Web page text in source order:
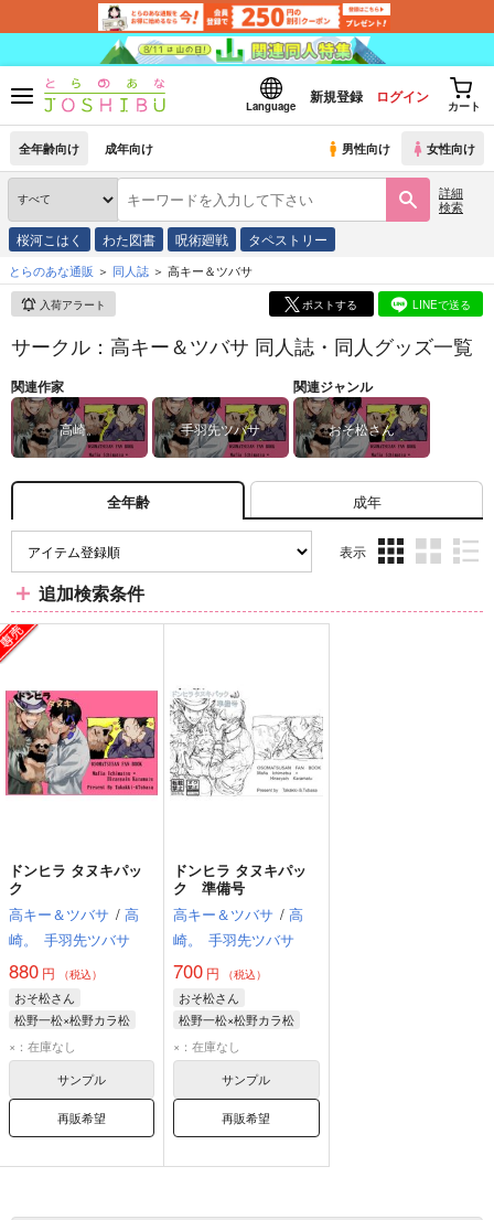
Language
新規登録 ログイン
カート
全年齢向け 成年向け 男性向け 女性向け
詳細
検索
桜河こはく わた図書 呪術廻戦 タペストリー
とらのあな通販 同人誌 高キー＆ツバサ
入荷アラート ポストする LINEで送る
サークル：高キー＆ツバサ 同人誌・同人グッズ一覧
関連作家
高崎。 手羽先ツバサ
関連ジャンル
おそ松さん
全年齢 成年
表示
ム
ム
ム
追加検索条件
ドンヒラ タヌキパッ
ク
高キー＆ツバサ / 高
崎。
手羽先ツバサ
880 円 （税込）
おそ松さん
松野一松×松野カラ松
松野一松
×：在庫なし
サンプル
再販希望
ドンヒラ タヌキパッ
ク 準備号
高キー＆ツバサ / 高
崎。
手羽先ツバサ
700 円 （税込）
おそ松さん
松野一松×松野カラ松
松野一松
×：在庫なし
サンプル
再販希望